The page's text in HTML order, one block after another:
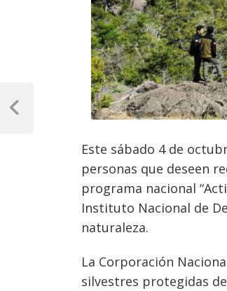
Este sábado 4 de
personas que deseen
programa nacional
Instituto Nacional de
naturaleza.
La Corporación
silvestres protegidas
Navegación
de
Previous